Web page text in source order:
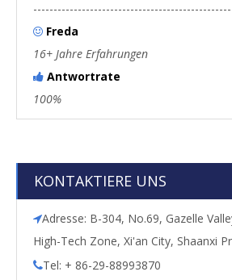
 Freda
16+ Jahre Erfahrungen
 Antwortrate
100%
KONTAKTIERE UNS
Adresse: B-304, No.69, Gazelle
High-Tech Zone, Xi'an City, Shaanxi
Tel: + 86-29-88993870